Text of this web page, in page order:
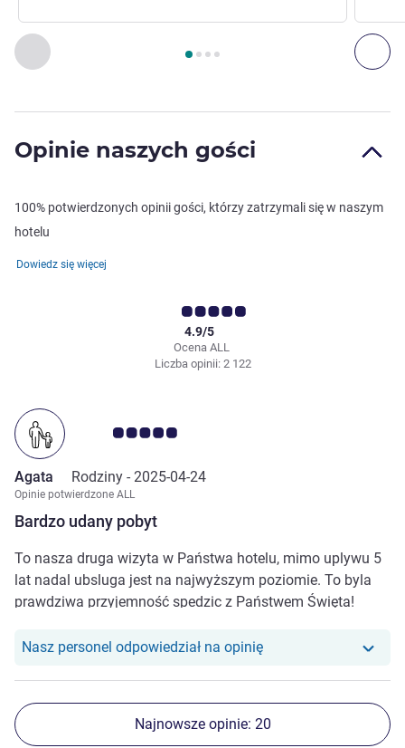
Poprzedni - Restauracja
Strona , Restauracja 1 : WOHNHALLE , Restauracja 2 :
Opinie naszych gości
100% potwierdzonych opinii gości, którzy zatrzymali się w naszym
hotelu
Dowiedz się więcej
Ocena ALL
4.9/5
Liczba opinii: 2 122
Bardzo udany pobyt
Ocena klientów 5.0/5
Agata Rodziny - 2025-04-24
Opinie potwierdzone ALL
To nasza druga wizyta w Państwa hotelu, mimo uplywu 5
lat nadal ubsluga jest na najwyższym poziomie. To byla
prawdziwa przyjemność spedzic z Państwem Święta!
Nasz personel odpowiedział na opinię
Najnowsze opinie: 20